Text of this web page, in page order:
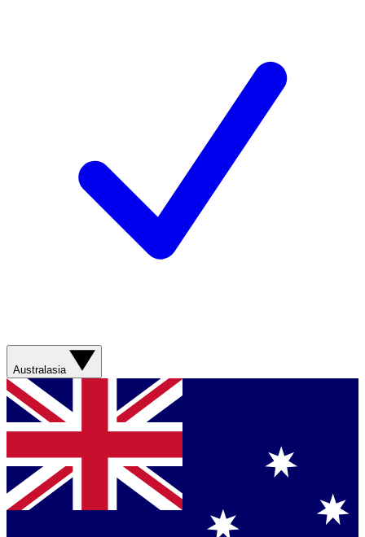
Australasia